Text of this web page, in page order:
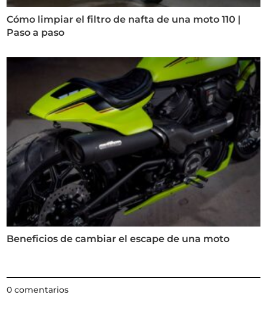
Cómo limpiar el filtro de nafta de una moto 110 |
Paso a paso
Beneficios de cambiar el escape de una moto
0 comentarios